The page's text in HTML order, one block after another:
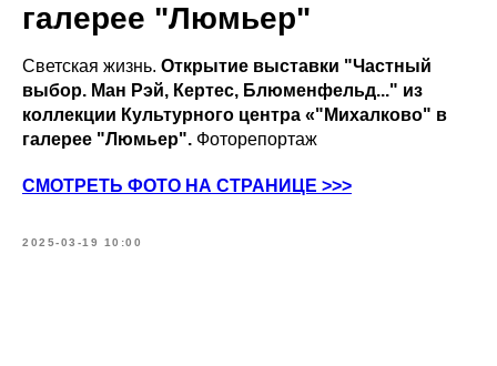
галерее "Люмьер"
Светская жизнь. Открытие выставки "Частный
выбор. Ман Рэй, Кертес, Блюменфельд..." из
коллекции Культурного центра «"Михалково" в
галерее "Люмьер". Фоторепортаж
СМОТРЕТЬ ФОТО НА СТРАНИЦЕ >>>
2025-03-19 10:00